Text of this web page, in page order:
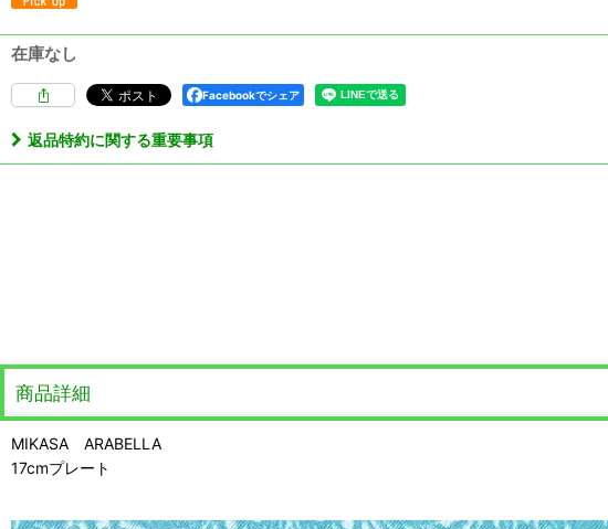
在庫なし
Facebookでシェア
返品特約に関する重要事項
商品詳細
MIKASA ARABELLA
17cmプレート